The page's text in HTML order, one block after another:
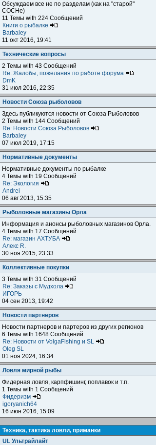
Обсуждаем все не по разделам (как на "старой"
СОСНе)
11 Темы with 224 Сообщений
Книги о рыбалке
Barbaley
11 окт 2016, 19:41
Технические вопросы
2 Темы with 43 Сообщений
Re: Жалобы, пожелания по работе форума
DmK
31 июл 2016, 22:35
Новости Союза рыболовов
Здесь публикуются новости от Союза Рыболовов
2 Темы with 144 Сообщений
Re: Новости Союза Рыболовов
Barbaley
07 июл 2019, 17:15
Нормативные документы
Нормативные документы по рыбалке
4 Темы with 19 Сообщений
Re: Экология
Andrei
06 авг 2013, 15:35
Рыболовные магазины Орла
Информация и анонсы рыболовных магазинов Орла.
4 Темы with 17 Сообщений
Re: магазин АХТУБА
Алекс R.
30 ноя 2015, 23:33
Коллективные покупки
3 Темы with 31 Сообщений
Re: Заказы с Мудхола
ИГОРЬ
04 сен 2013, 19:42
Новости партнеров
Новости партнеров и партеров из других регионов
6 Темы with 1648 Сообщений
Re: Новости от VolgaFishing и SL
Oleg SL
01 ноя 2024, 16:34
Ловля мирной рыбы
Фидерная ловля, карпфишинг, поплавок и т.п.
1 Темы with 1 Сообщений
Фидеризм
igoryanich64
16 июн 2016, 15:09
Техника, тактика ловли, приманки
UL Ультрайлайт